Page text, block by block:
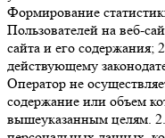
Формирование
Пользователей на веб-
сайта и его
действующему
Оператор не
содержание или объем
вышеуказанным целям.